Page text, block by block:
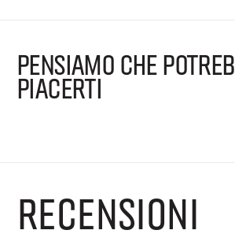
PENSIAMO CHE
PIACERTI
RECENSIONI